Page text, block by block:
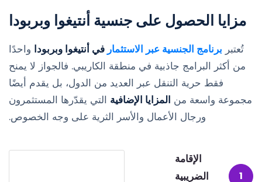
مزايا الحصول على جنسية أنتيغوا وبربودا
تُعتبر برنامج الجنسية عبر الاستثمار في أنتيغوا وبربودا واحدًا
من أكثر البرامج جاذبية في منطقة الكاريبي. فالجواز لا يمنح
فقط حرية التنقل عبر العديد من الدول، بل يقدم أيضًا
مجموعة واسعة من المزايا الإضافية التي يقدّرها المستثمرون
ورجال الأعمال والأسر الثرية على وجه الخصوص.
1
الإقامة
الضريبية